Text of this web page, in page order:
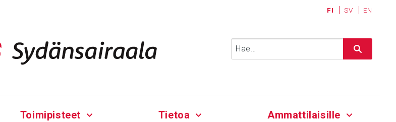
FI SV EN
Toimipisteet Tietoa Ammattilaisille